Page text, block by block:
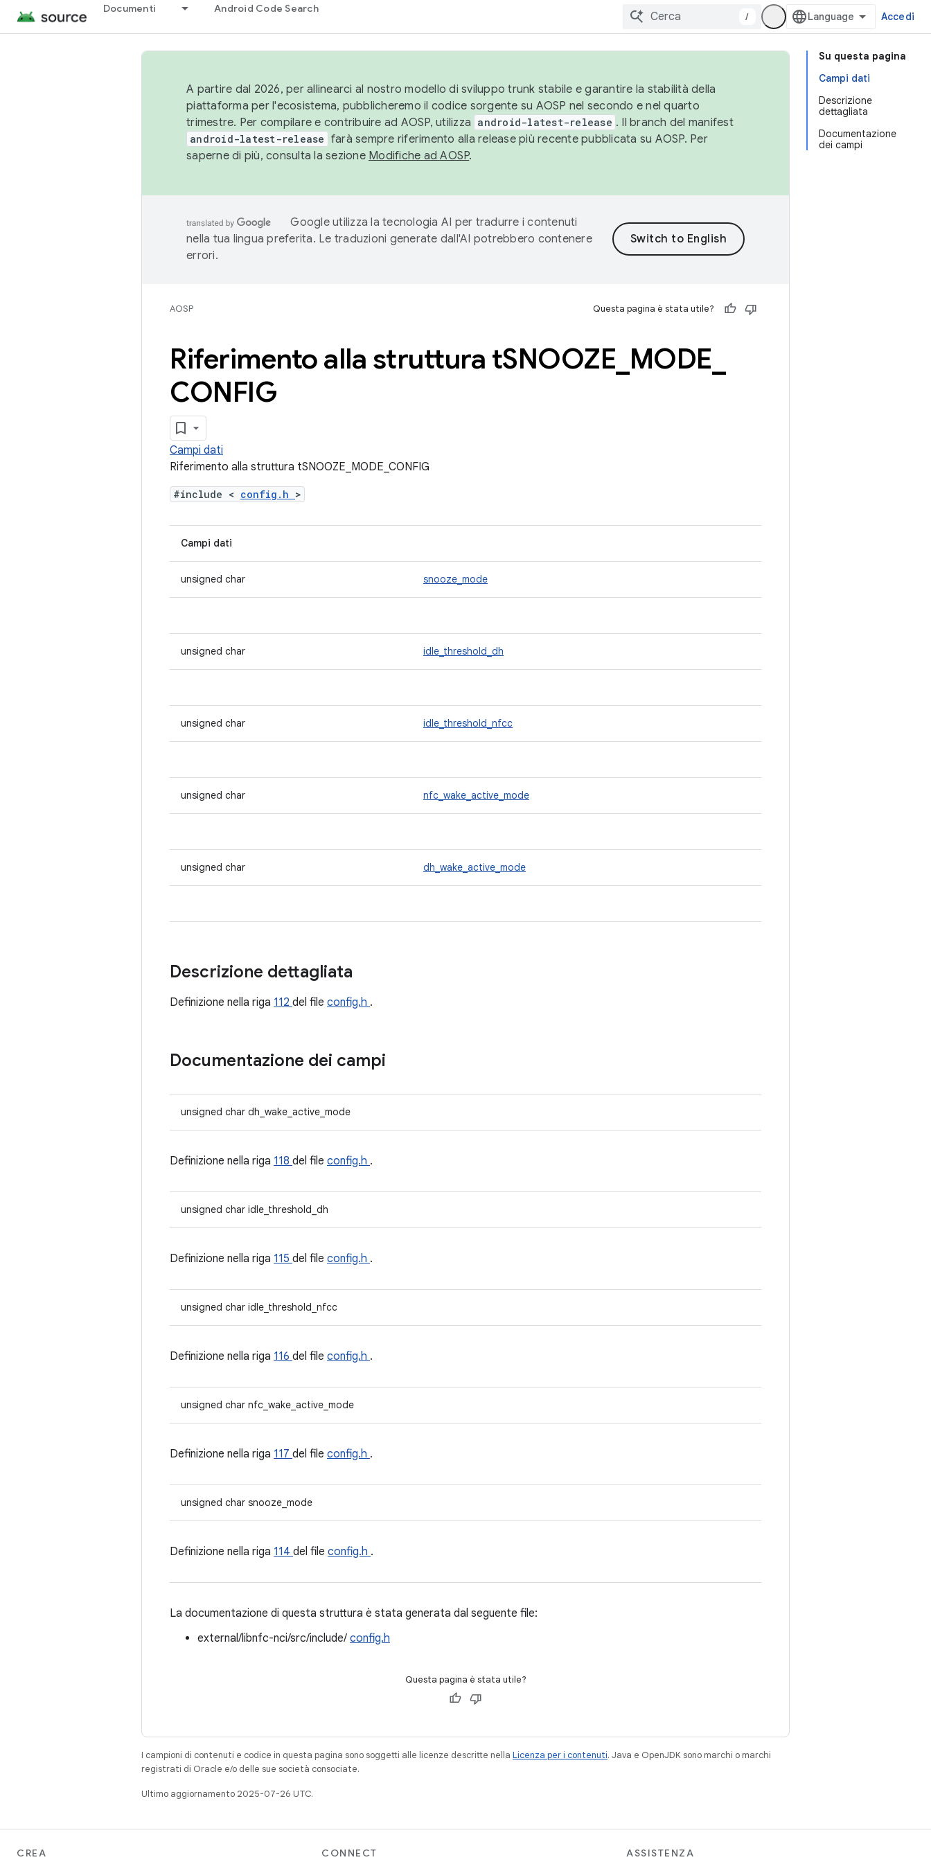
Documenti Android Code Search
/ Accedi
Su questa pagina
Campi dati
Descrizione
dettagliata
Documentazione
dei campi
A partire dal 2026, per allinearci al nostro modello di sviluppo trunk stabile e garantire la stabilità della
piattaforma per l'ecosistema, pubblicheremo il codice sorgente su AOSP nel secondo e nel quarto
trimestre. Per compilare e contribuire ad AOSP, utilizza android-latest-release . Il branch del manifest
android-latest-release farà sempre riferimento alla release più recente pubblicata su AOSP. Per
saperne di più, consulta la sezione Modifiche ad AOSP.
Google utilizza la tecnologia AI per tradurre i contenuti
nella tua lingua preferita. Le traduzioni generate dall'AI potrebbero contenere
errori.
AOSP Questa pagina è stata utile?
Riferimento alla struttura tSNOOZE MODE
CONFIG
Campi dati
Riferimento alla struttura tSNOOZE_MODE_CONFIG
#include < config.h >
Campi dati
unsigned char snooze_mode
unsigned char idle_threshold_dh
unsigned char idle_threshold_nfcc
unsigned char nfc_wake_active_mode
unsigned char dh_wake_active_mode
Descrizione dettagliata
Definizione nella riga 112 del file config.h .
Documentazione dei campi
unsigned char dh_wake_active_mode
Definizione nella riga 118 del file config.h .
unsigned char idle_threshold_dh
Definizione nella riga 115 del file config.h .
unsigned char idle_threshold_nfcc
Definizione nella riga 116 del file config.h .
unsigned char nfc_wake_active_mode
Definizione nella riga 117 del file config.h .
unsigned char snooze_mode
Definizione nella riga 114 del file config.h .
La documentazione di questa struttura è stata generata dal seguente file:
external/libnfc-nci/src/include/ config.h
Questa pagina è stata utile?
I campioni di contenuti e codice in questa pagina sono soggetti alle licenze descritte nella Licenza per i contenuti. Java e OpenJDK sono marchi o marchi
registrati di Oracle e/o delle sue società consociate.
Ultimo aggiornamento 2025-07-26 UTC.
CREA CONNECT ASSISTENZA